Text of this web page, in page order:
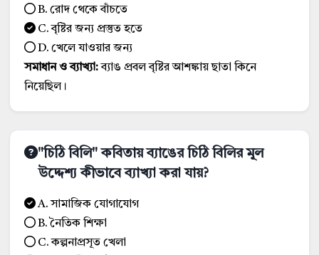
B. রোদ থেকে বাঁচতে
C. বৃষ্টির জন্য প্রস্তুত হতে
D. খেলে যাওয়ার জন্য
সমাধান ও ব্যাখ্যা:ব্যাঙ প্রবল বৃষ্টির আশঙ্কায় ছাতা কিনে
নিয়েছিল।
"চিঠি বিলি" কবিতায় ব্যাঙের চিঠি বিলির মূল
উদ্দেশ্য কীভাবে ব্যাখ্যা করা যায়?
A. সামাজিক যোগাযোগ
B. নৈতিক শিক্ষা
C. কল্পনাপ্রসূত খেলা